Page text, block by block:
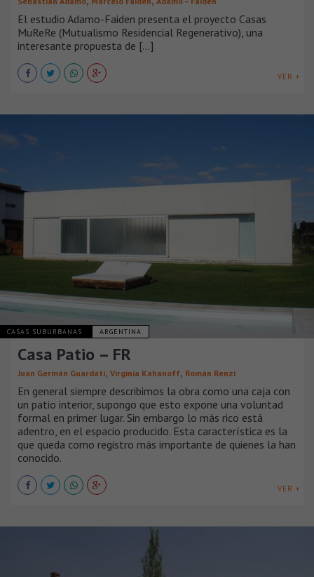
El estudio Adamo-Faiden presenta el proyecto Casas
MuReRe (Mutualismo Residencial Regenerativo), una
interesante propuesta de [...]
VER +
CASAS SUBURBANAS ARGENTINA
Casa Patio – FR
Juan Germán Guardati, Virginia Kahanoff, Román Renzi
En general siempre describimos la obra como una caja con
un patio interior, supongo que esto expone una voluntad
formal en primer lugar. Sin embargo lo más rico está
adentro, en el espacio producido. Esta característica es la
que queda como registro más importante de quienes la han
conocido.
VER +